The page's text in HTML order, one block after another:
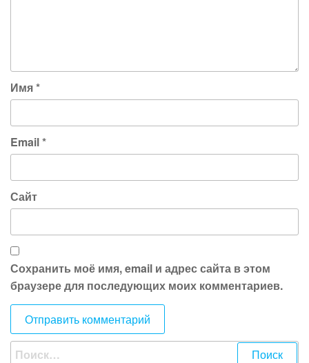
Имя*
Email*
Сайт
Сохранить моё имя, email и адрес сайта в этом
браузере для последующих моих комментариев.